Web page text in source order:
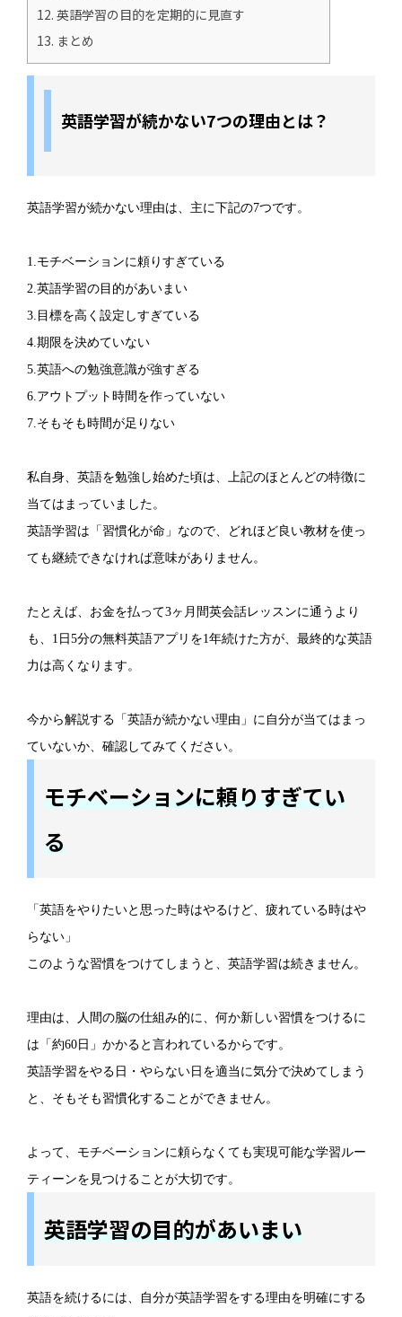
12. 英語学習の目的を定期的に見直す
13. まとめ
英語学習が続かない7つの理由とは？
英語学習が続かない理由は、主に下記の7つです。
1.モチベーションに頼りすぎている
2.英語学習の目的があいまい
3.目標を高く設定しすぎている
4.期限を決めていない
5.英語への勉強意識が強すぎる
6.アウトプット時間を作っていない
7.そもそも時間が足りない
私自身、英語を勉強し始めた頃は、上記のほとんどの特徴に
当てはまっていました。
英語学習は「習慣化が命」なので、どれほど良い教材を使っ
ても継続できなければ意味がありません。
たとえば、お金を払って3ヶ月間英会話レッスンに通うより
も、1日5分の無料英語アプリを1年続けた方が、最終的な英語
力は高くなります。
今から解説する「英語が続かない理由」に自分が当てはまっ
ていないか、確認してみてください。
モチベーションに頼りすぎてい
る
「英語をやりたいと思った時はやるけど、疲れている時はや
らない」
このような習慣をつけてしまうと、英語学習は続きません。
理由は、人間の脳の仕組み的に、何か新しい習慣をつけるに
は「約60日」かかると言われているからです。
英語学習をやる日・やらない日を適当に気分で決めてしまう
と、そもそも習慣化することができません。
よって、モチベーションに頼らなくても実現可能な学習ルー
ティーンを見つけることが大切です。
英語学習の目的があいまい
英語を続けるには、自分が英語学習をする理由を明確にする